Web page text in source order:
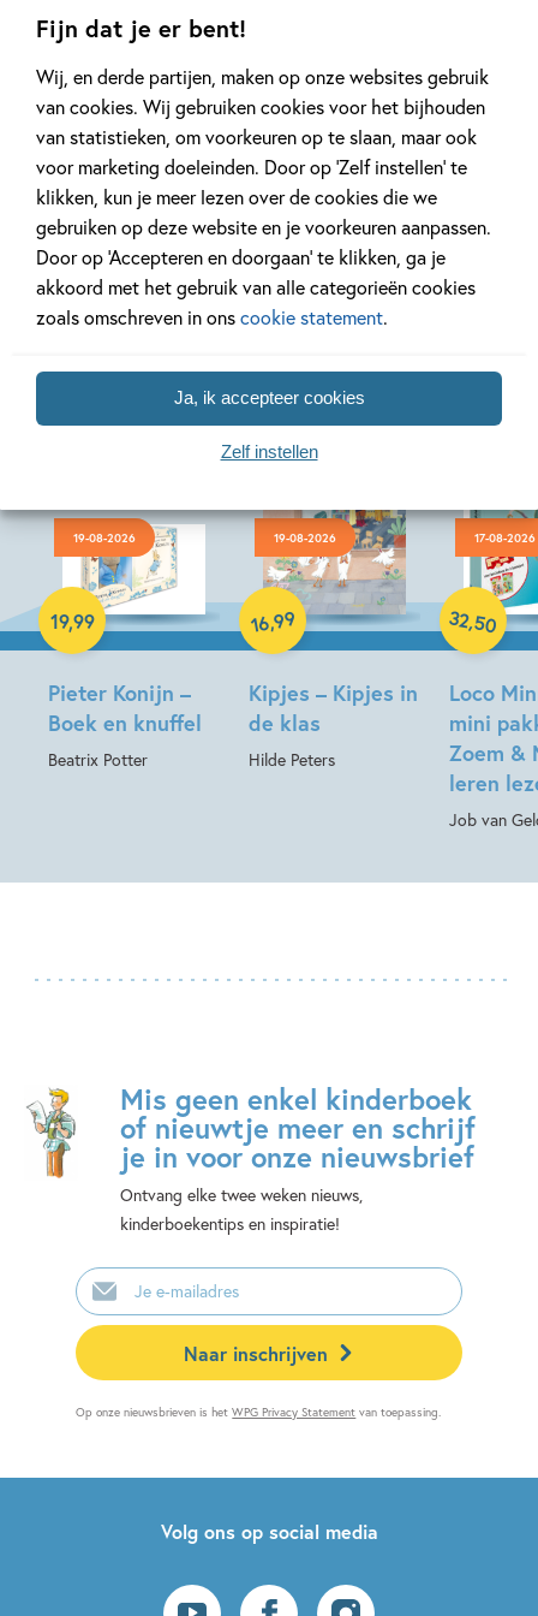
Fijn dat je er bent!
Wij, en derde partijen, maken op onze websites gebruik
van cookies. Wij gebruiken cookies voor het bijhouden
van statistieken, om voorkeuren op te slaan, maar ook
voor marketing doeleinden. Door op ‘Zelf instellen’ te
klikken, kun je meer lezen over de cookies die we
gebruiken op deze website en je voorkeuren aanpassen.
Door op ‘Accepteren en doorgaan’ te klikken, ga je
akkoord met het gebruik van alle categorieën cookies
zoals omschreven in onscookie statement.
Ja, ik accepteer cookies
Zelf instellen
Bekijk alle artikelen
Bekijk ook eens
19-08-2026
Pieter Konijn –
Boek en knuffel
Beatrix Potter
19,99
Hardcover
19-08-2026
Kipjes – Kipjes in
de klas
Hilde Peters
16,99
Hardcover
17-08-2026
Loco
mini
Zoem &
leren
Job van
32,50
Paperback
Mis geen enkel kinderboek
of nieuwtje meer en schrijf
je in voor onze nieuwsbrief
Ontvang elke twee weken nieuws,
kinderboekentips en inspiratie!
E-
mailadres
Naar inschrijven
Op onze nieuwsbrieven is hetWPG Privacy Statement van toepassing.
Volg ons op social media